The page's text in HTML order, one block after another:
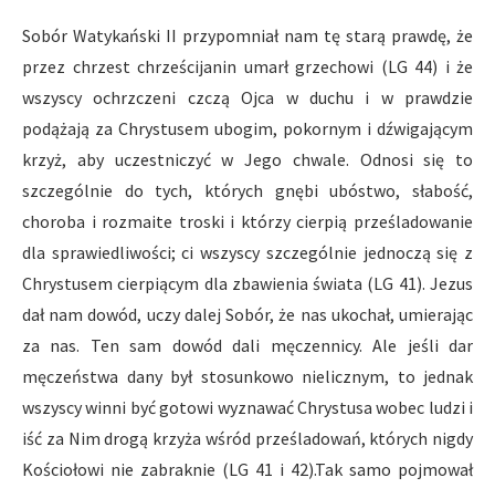
Sobór Watykański II przypomniał nam tę starą prawdę, że
przez chrzest chrześcijanin umarł grzechowi (LG 44) i że
wszyscy ochrzczeni czczą Ojca w duchu i w prawdzie
podążają za Chrystusem ubogim, pokornym i dźwigającym
krzyż, aby uczestniczyć w Jego chwale. Odnosi się to
szczególnie do tych, których gnębi ubóstwo, słabość,
choroba i rozmaite troski i którzy cierpią prześladowanie
dla sprawiedliwości; ci wszyscy szczególnie jednoczą się z
Chrystusem cierpiącym dla zbawienia świata (LG 41). Jezus
dał nam dowód, uczy dalej Sobór, że nas ukochał, umierając
za nas. Ten sam dowód dali męczennicy. Ale jeśli dar
męczeństwa dany był stosunkowo nielicznym, to jednak
wszyscy winni być gotowi wyznawać Chrystusa wobec ludzi i
iść za Nim drogą krzyża wśród prześladowań, których nigdy
Kościołowi nie zabraknie (LG 41 i 42).Tak samo pojmował